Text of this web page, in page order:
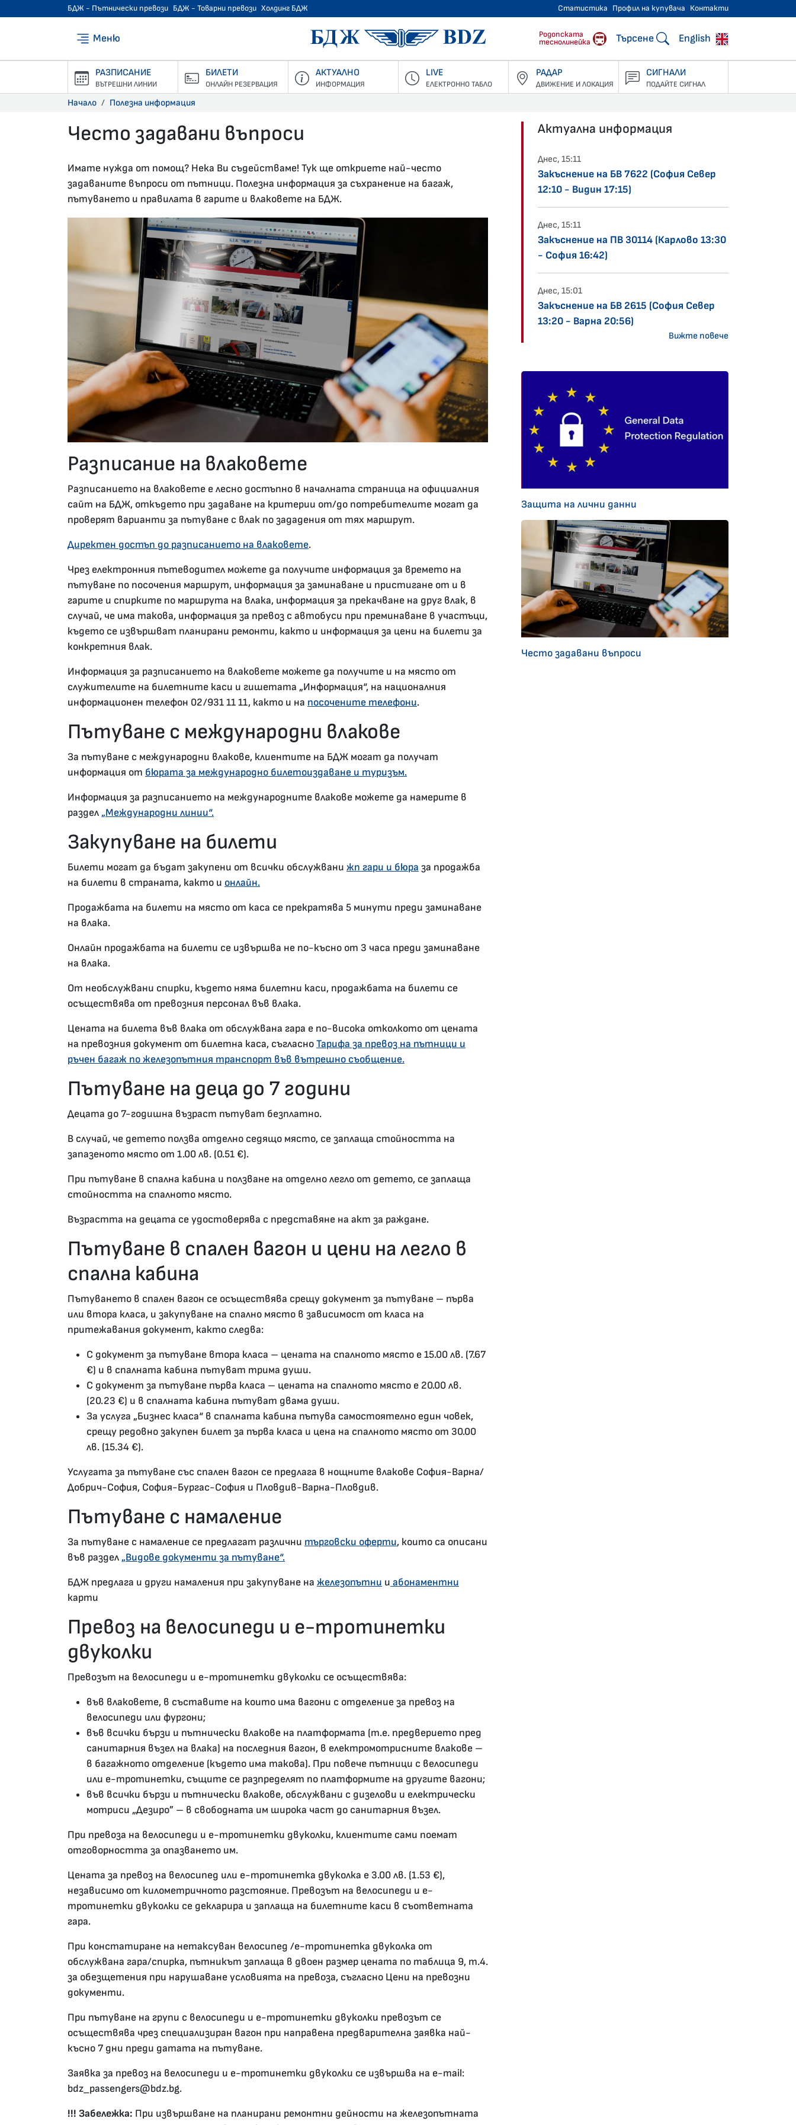
БДЖ - Пътнически превози БДЖ - Товарни превози Холдинг БДЖ Статистика Профил на купувача Контакти
Меню БДЖ - Пътнически превози
Родопската
теснолинейка
Търсене English
РАЗПИСАНИЕ
ВЪТРЕШНИ ЛИНИИ
БИЛЕТИ
ОНЛАЙН РЕЗЕРВАЦИЯ
АКТУАЛНО
ИНФОРМАЦИЯ
LIVE
ЕЛЕКТРОННО ТАБЛО
РАДАР
ДВИЖЕНИЕ И ЛОКАЦИЯ
СИГНАЛИ
ПОДАЙТЕ СИГНАЛ
Начало Полезна информация
Често задавани въпроси
27.01.2020 •
Имате нужда от помощ? Нека Ви съдействаме! Тук ще откриете най-често
задаваните въпроси от пътници. Полезна информация за съхранение на багаж,
пътуването и правилата в гарите и влаковете на БДЖ.
Разписание на влаковете
Разписанието на влаковете е лесно достъпно в началната страница на официалния
сайт на БДЖ, откъдето при задаване на критерии от/до потребителите могат да
проверят варианти за пътуване с влак по зададения от тях маршрут.
Директен достъп до разписанието на влаковете.
Чрез електронния пътеводител можете да получите информация за времето на
пътуване по посочения маршрут, информация за заминаване и пристигане от и в
гарите и спирките по маршрута на влака, информация за прекачване на друг влак, в
случай, че има такова, информация за превоз с автобуси при преминаване в участъци,
където се извършват планирани ремонти, както и информация за цени на билети за
конкретния влак.
Информация за разписанието на влаковете можете да получите и на място от
служителите на билетните каси и гишетата „Информация“, на националния
информационен телефон 02/931 11 11, както и на посочените телефони.
Пътуване с международни влакове
За пътуване с международни влакове, клиентите на БДЖ могат да получат
информация от бюрата за международно билетоиздаване и туризъм.
Информация за разписанието на международните влакове можете да намерите в
раздел„Международни линии“.
Закупуване на билети
Билети могат да бъдат закупени от всички обслужвани жп гари и бюра за продажба
на билети в страната, както и онлайн.
Продажбата на билети на място от каса се прекратява 5 минути преди заминаване
на влака.
Онлайн продажбата на билети се извършва не по-късно от 3 часа преди заминаване
на влака.
От необслужвани спирки, където няма билетни каси, продажбата на билети се
осъществява от превозния персонал във влака.
Цената на билета във влака от обслужвана гара е по-висока отколкото от цената
на превозния документ от билетна каса, съгласноТарифа за превоз на пътници и
ръчен багаж по железопътния транспорт във вътрешно съобщение.
Пътуване на деца до 7 години
Децата до 7-годишна възраст пътуват безплатно.
В случай, че детето ползва отделно седящо място, се заплаща стойността на
запазеното място от 1.00 лв. (0.51 €).
При пътуване в спална кабина и ползване на отделно легло от детето, се заплаща
стойността на спалното място.
Възрастта на децата се удостоверява с представяне на акт за раждане.
Пътуване в спален вагон и цени на легло в
спална кабина
Пътуването в спален вагон се осъществява срещу документ за пътуване – първа
или втора класа, и закупуване на спално място в зависимост от класа на
притежавания документ, както следва:
С документ за пътуване втора класа – цената на спалното място е 15.00 лв. (7.67
€) и в спалната кабина пътуват трима души.
С документ за пътуване първа класа – цената на спалното място е 20.00 лв.
(20.23 €) и в спалната кабина пътуват двама души.
За услуга „Бизнес класа“ в спалната кабина пътува самостоятелно един човек,
срещу редовно закупен билет за първа класа и цена на спалното място от 30.00
лв. (15.34 €).
Услугата за пътуване със спален вагон се предлага в нощните влакове София-Варна/
Добрич-София, София-Бургас-София и Пловдив-Варна-Пловдив.
Пътуване с намаление
За пътуване с намаление се предлагат различни търговски оферти, които са описани
във раздел„Видове документи за пътуване“.
БДЖ предлага и други намаления при закупуване на железопътни и абонаментни
карти
Превоз на велосипеди и е-тротинетки
двуколки
Превозът на велосипеди и е-тротинетки двуколки се осъществява:
във влаковете, в съставите на които има вагони с отделение за превоз на
велосипеди или фургони;
във всички бързи и пътнически влакове на платформата (т.е. предверието пред
санитарния възел на влака) на последния вагон, в електромотрисните влакове –
в багажното отделение (където има такова). При повече пътници с велосипеди
или е-тротинетки, същите се разпределят по платформите на другите вагони;
във всички бързи и пътнически влакове, обслужвани с дизелови и електрически
мотриси „Дезиро” – в свободната им широка част до санитарния възел.
При превоза на велосипеди и е-тротинетки двуколки, клиентите сами поемат
отговорността за опазването им.
Цената за превоз на велосипед или е-тротинетка двуколка е 3.00 лв. (1.53 €),
независимо от километричното разстояние. Превозът на велосипеди и е-
тротинетки двуколки се декларира и заплаща на билетните каси в съответната
гара.
При констатиране на нетаксуван велосипед /е-тротинетка двуколка от
обслужвана гара/спирка, пътникът заплаща в двоен размер цената по таблица 9, т.4.
за обезщетения при нарушаване условията на превоза, съгласно Цени на превозни
документи.
При пътуване на групи с велосипеди и е-тротинетки двуколки превозът се
осъществява чрез специализиран вагон при направена предварителна заявка най-
късно 7 дни преди датата на пътуване.
Заявка за превоз на велосипеди и е-тротинетки двуколки се извършва на e-mail:
bdz_passengers@bdz.bg.
!!! Забележка: При извършване на планирани ремонтни дейности на железопътната
Актуална информация
Днес, 15:11
Закъснение на БВ 7622 (София Север
12:10 - Видин 17:15)
Днес, 15:11
Закъснение на ПВ 30114 (Карлово 13:30
- София 16:42)
Днес, 15:01
Закъснение на БВ 2615 (София Север
13:20 - Варна 20:56)
Вижте повече
Защита на лични данни
Често задавани въпроси